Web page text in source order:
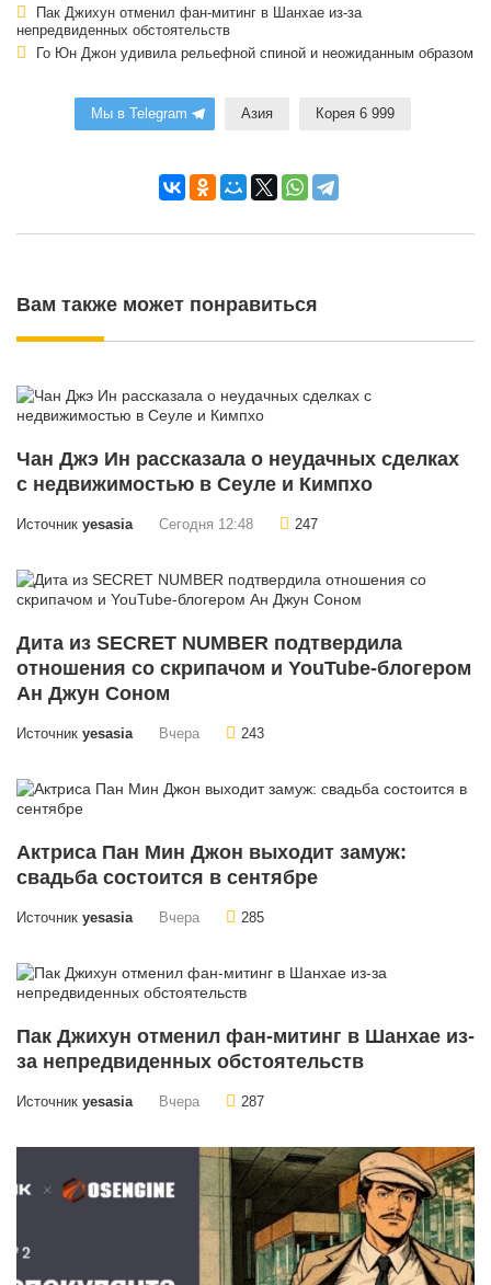
Пак Джихун отменил фан-митинг в Шанхае из-за
непредвиденных обстоятельств
Го Юн Джон удивила рельефной спиной и неожиданным образом
Мы в Telegram Азия Корея 6 999
Вам также может понравиться
Чан Джэ Ин рассказала о неудачных сделках
с недвижимостью в Сеуле и Кимпхо
Источник yesasia Сегодня 12:48 247
Дита из SECRET NUMBER подтвердила
отношения со скрипачом и YouTube-блогером
Ан Джун Соном
Источник yesasia Вчера 243
Актриса Пан Мин Джон выходит замуж:
свадьба состоится в сентябре
Источник yesasia Вчера 285
Пак Джихун отменил фан-митинг в Шанхае из-
за непредвиденных обстоятельств
Источник yesasia Вчера 287